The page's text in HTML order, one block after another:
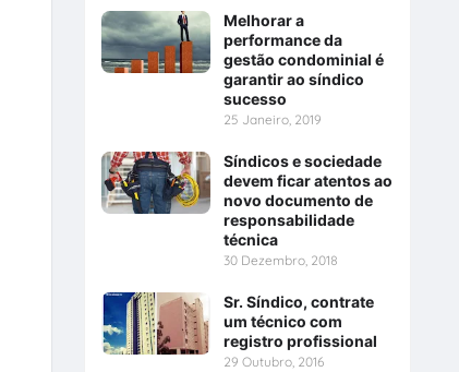
Melhorar a
performance da
gestão condominial é
garantir ao síndico
sucesso
25 Janeiro, 2019
Síndicos e sociedade
devem ficar atentos ao
novo documento de
responsabilidade
técnica
30 Dezembro, 2018
Sr. Síndico, contrate
um técnico com
registro profissional
29 Outubro, 2016